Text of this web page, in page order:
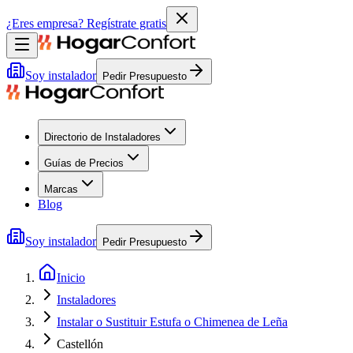
¿Eres empresa? Regístrate gratis
Soy instalador Pedir Presupuesto
Directorio de Instaladores
Guías de Precios
Marcas
Blog
Soy instalador Pedir Presupuesto
Inicio
Instaladores
Instalar o Sustituir Estufa o Chimenea de Leña
Castellón